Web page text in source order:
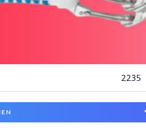
2235